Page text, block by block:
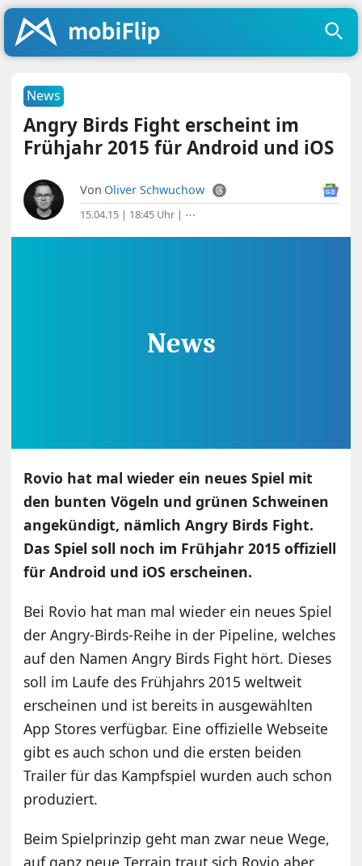
News
Angry Birds Fight erscheint im
Frühjahr 2015 für Android und iOS
Von Oliver Schwuchow
15.04.15 | 18:45 Uhr | ⋯
Rovio hat mal wieder ein neues Spiel mit
den bunten Vögeln und grünen Schweinen
angekündigt, nämlich Angry Birds Fight.
Das Spiel soll noch im Frühjahr 2015 offiziell
für Android und iOS erscheinen.
Bei Rovio hat man mal wieder ein neues Spiel
der Angry-Birds-Reihe in der Pipeline, welches
auf den Namen Angry Birds Fight hört. Dieses
soll im Laufe des Frühjahrs 2015 weltweit
erscheinen und ist bereits in ausgewählten
App Stores verfügbar. Eine offizielle Webseite
gibt es auch schon und die ersten beiden
Trailer für das Kampfspiel wurden auch schon
produziert.
Beim Spielprinzip geht man zwar neue Wege,
auf ganz neue Terrain traut sich Rovio aber